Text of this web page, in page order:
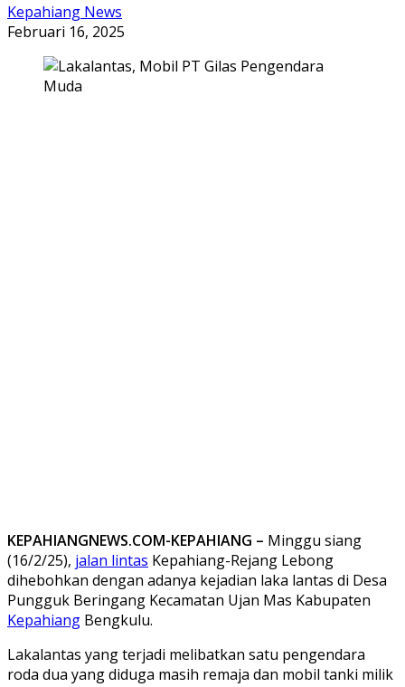
Kepahiang News
Februari 16, 2025
KEPAHIANGNEWS.COM-KEPAHIANG – Minggu siang
(16/2/25), jalan lintas Kepahiang-Rejang Lebong
dihebohkan dengan adanya kejadian laka lantas di Desa
Pungguk Beringang Kecamatan Ujan Mas Kabupaten
Kepahiang Bengkulu.
Lakalantas yang terjadi melibatkan satu pengendara
roda dua yang diduga masih remaja dan mobil tanki milik